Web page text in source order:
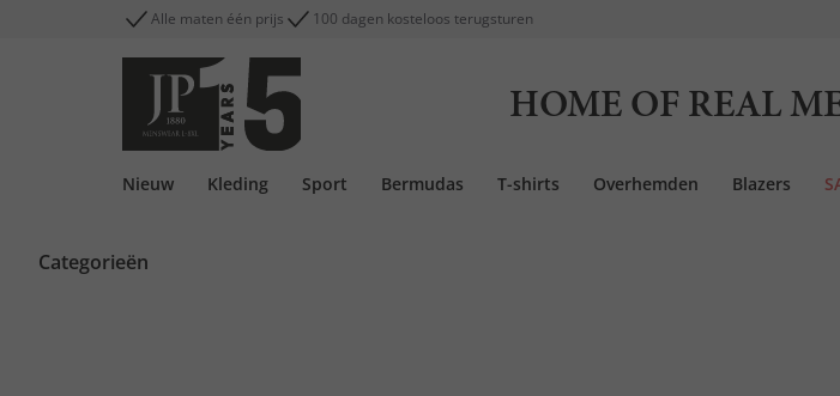
Alle maten één prijs 100 dagen kosteloos terugsturen
HOME OF REAL
Nieuw Kleding Sport Bermudas T-shirts Overhemden Blazers
Categorieën